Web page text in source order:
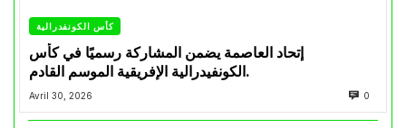
كأس الكونفدرالية
إتحاد العاصمة يضمن المشاركة رسميًا في كأس
الكونفيدرالية الإفريقية الموسم القادم.
Avril 30, 2026 0